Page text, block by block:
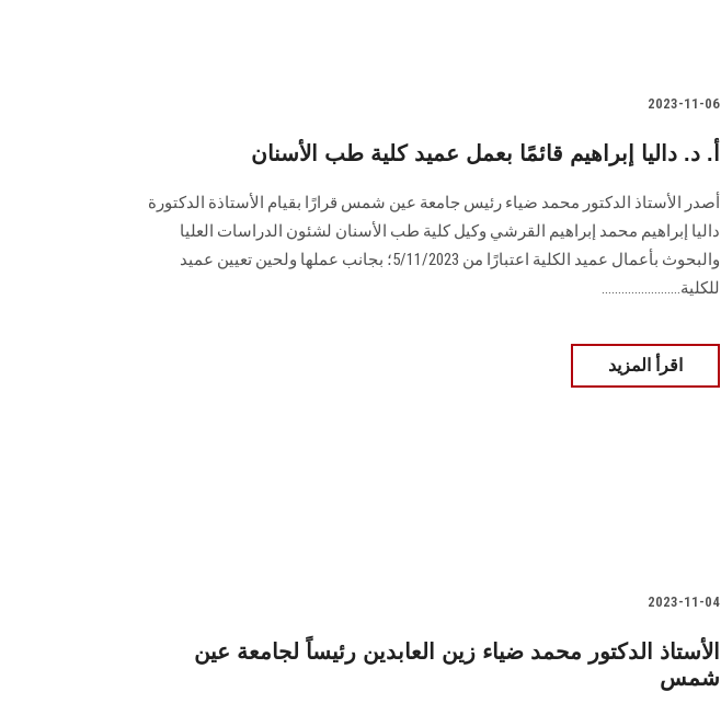
2023-11-06
أ. د. داليا إبراهيم قائمًا بعمل عميد كلية طب الأسنان
أصدر الأستاذ الدكتور محمد ضياء رئيس جامعة عين شمس قرارًا بقيام الأستاذة الدكتورة
داليا إبراهيم محمد إبراهيم القرشي وكيل كلية طب الأسنان لشئون الدراسات العليا
والبحوث بأعمال عميد الكلية اعتبارًا من 5/11/2023؛ بجانب عملها ولحين تعيين عميد
للكلية........................
اقرأ المزيد
2023-11-04
الأستاذ الدكتور محمد ضياء زين العابدين رئيساً لجامعة عين
شمس